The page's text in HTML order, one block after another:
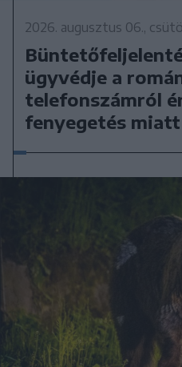
2026. augusztus 06.,
ügyvédje a
telefonszámról
fenyegetés miatt